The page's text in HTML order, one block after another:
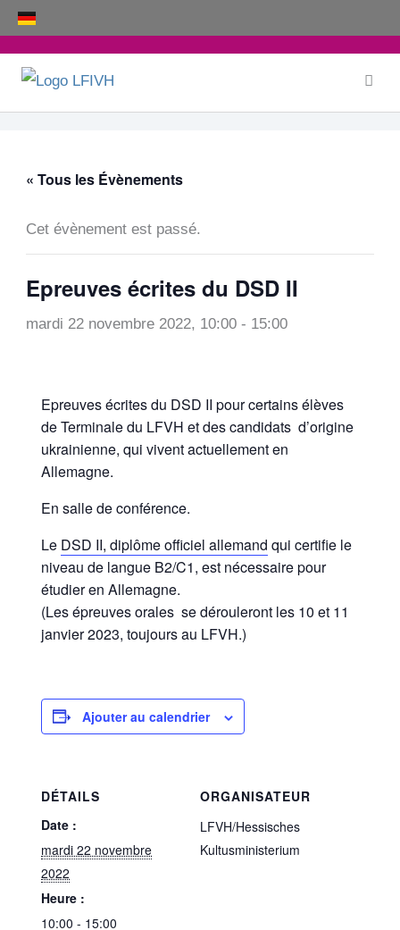
Aller
au
contenu
« Tous les Évènements
Cet évènement est passé.
Epreuves écrites du DSD II
mardi 22 novembre 2022, 10:00 - 15:00
Epreuves écrites du DSD II pour certains élèves
de Terminale du LFVH et des candidats d’origine
ukrainienne, qui vivent actuellement en
Allemagne.
En salle de conférence.
Le DSD II, diplôme officiel allemand qui certifie le
niveau de langue B2/C1, est nécessaire pour
étudier en Allemagne.
(Les épreuves orales se dérouleront les 10 et 11
janvier 2023, toujours au LFVH.)
Ajouter au calendrier
DÉTAILS
Date :
mardi 22 novembre
2022
Heure :
10:00 - 15:00
ORGANISATEUR
LFVH/Hessisches
Kultusministerium